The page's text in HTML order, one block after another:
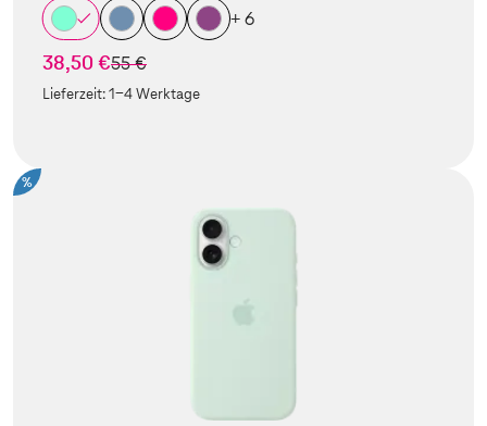
+ 6
38,50 €statt
55 €
Lieferzeit:1-4 Werktage
%